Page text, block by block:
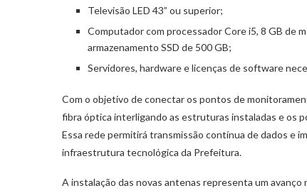
Televisão LED 43” ou superior;
Computador com processador Core i5, 8 GB de
armazenamento SSD de 500 GB;
Servidores, hardware e licenças de software
Com o objetivo de conectar os pontos de
fibra óptica interligando as estruturas instaladas e os
Essa rede permitirá transmissão contínua de dados e
infraestrutura tecnológica da Prefeitura.
A instalação das novas antenas representa um